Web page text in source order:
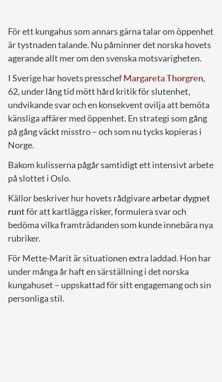
För ett kungahus som annars gärna talar om öppenhet
är tystnaden talande. Nu påminner det norska hovets
agerande allt mer om den svenska motsvarigheten.
I Sverige har hovets presschefMargareta Thorgren,
62, under lång tid mött hård kritik för slutenhet,
undvikande svar och en konsekvent ovilja att bemöta
känsliga affärer med öppenhet. En strategi som gång
på gång väckt misstro – och som nu tycks kopieras i
Norge.
Bakom kulisserna pågår samtidigt ett intensivt arbete
på slottet i Oslo.
Källor beskriver hur hovets rådgivarearbetar dygnet
runtför att kartlägga risker, formulera svar och
bedöma vilka framträdanden som kunde innebära nya
rubriker.
För Mette-Marit är situationen extra laddad. Hon har
under många år haft en särställning i det norska
kungahuset – uppskattad för sitt engagemang och sin
personliga stil.